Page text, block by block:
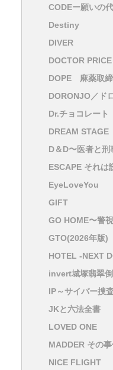
CODEー願いの
Destiny
DIVER
DOCTOR PRICE
DOPE 麻薬取
DORONJO／ド
Dr.チョコレート
DREAM STAGE
D＆D〜医者と刑
ESCAPE それは
EyeLoveYou
GIFT
GO HOME〜警
GTO(2026年版)
HOTEL -NEXT
invert城塚翡翠
IP～サイバー捜
JKと六法全書
LOVED ONE
MADDER その
NICE FLIGHT